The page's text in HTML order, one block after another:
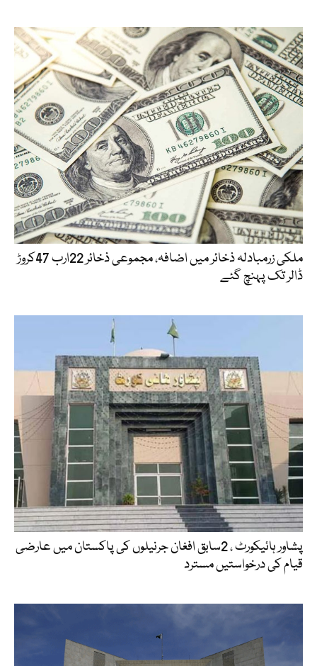
ملکی زرمبادلہ ذخائر میں اضافہ، مجموعی ذخائر 22ارب 47کروڑ
ڈالر تک پہنچ گئے
پشاور ہائیکورٹ ، 2سابق افغان جرنیلوں کی پاکستان میں عارضی
قیام کی درخواستیں مسترد